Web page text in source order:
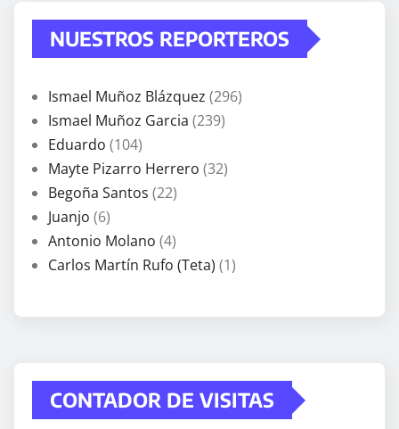
NUESTROS REPORTEROS
Ismael Muñoz Blázquez (296)
Ismael Muñoz Garcia (239)
Eduardo (104)
Mayte Pizarro Herrero (32)
Begoña Santos (22)
Juanjo (6)
Antonio Molano (4)
Carlos Martín Rufo (Teta) (1)
CONTADOR DE VISITAS